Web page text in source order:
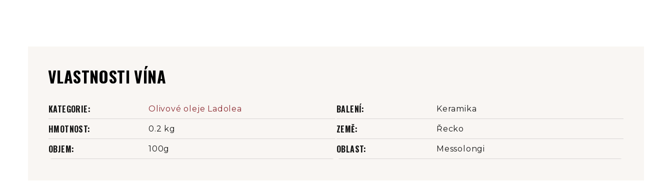
VLASTNOSTI VÍNA
KATEGORIE: Olivové oleje Ladolea
HMOTNOST: 0.2 kg
OBJEM: 100g
BALENÍ: Keramika
ZEMĚ: Řecko
OBLAST: Messolongi